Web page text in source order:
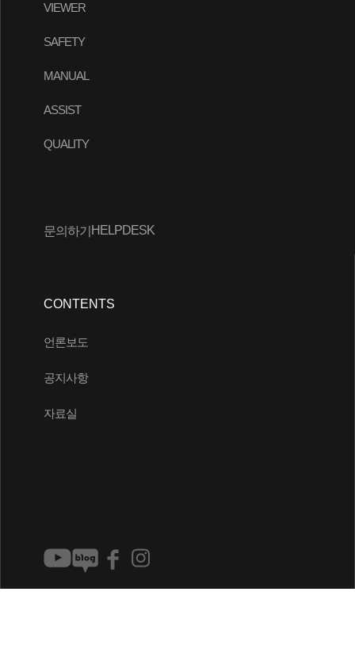
VIEWER
SAFETY
MANUAL
ASSIST
QUALITY
문의하기 HELPDESK
CONTENTS
언론보도
공지사항
자료실